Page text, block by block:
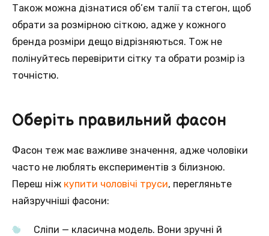
Також можна дізнатися об’єм талії та стегон, щоб
обрати за розмірною сіткою, адже у кожного
бренда розміри дещо відрізняються. Тож не
полінуйтесь перевірити сітку та обрати розмір із
точністю.
Оберіть правильний фасон
Фасон теж має важливе значення, адже чоловіки
часто не люблять експериментів з білизною.
Переш ніж купити чоловічі труси, перегляньте
найзручніші фасони:
Сліпи — класична модель. Вони зручні й